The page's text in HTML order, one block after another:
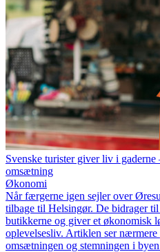
Svenske turister giver liv i
omsætning
Økonomi
Når færgerne igen sejler over
tilbage til Helsingør. De bidrager
butikkerne og giver et økonomisk
oplevelsesliv. Artiklen ser
omsætningen og stemningen i